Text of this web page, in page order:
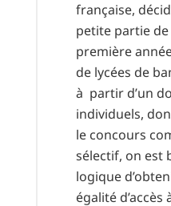
française,
petite partie de
première
de lycées de
à partir d’un
individuels,
le concours
sélectif, on est
logique
égalité